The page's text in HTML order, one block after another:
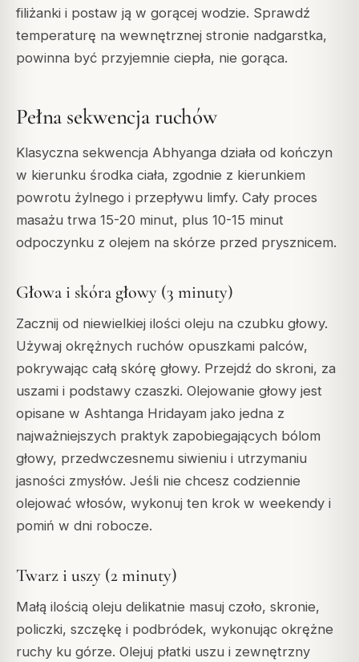
filiżanki i postaw ją w gorącej wodzie. Sprawdź
temperaturę na wewnętrznej stronie nadgarstka,
powinna być przyjemnie ciepła, nie gorąca.
Pełna sekwencja ruchów
Klasyczna sekwencja Abhyanga działa od kończyn
w kierunku środka ciała, zgodnie z kierunkiem
powrotu żylnego i przepływu limfy. Cały proces
masażu trwa 15-20 minut, plus 10-15 minut
odpoczynku z olejem na skórze przed prysznicem.
Głowa i skóra głowy (3 minuty)
Zacznij od niewielkiej ilości oleju na czubku głowy.
Używaj okrężnych ruchów opuszkami palców,
pokrywając całą skórę głowy. Przejdź do skroni, za
uszami i podstawy czaszki. Olejowanie głowy jest
opisane w Ashtanga Hridayam jako jedna z
najważniejszych praktyk zapobiegających bólom
głowy, przedwczesnemu siwieniu i utrzymaniu
jasności zmysłów. Jeśli nie chcesz codziennie
olejować włosów, wykonuj ten krok w weekendy i
pomiń w dni robocze.
Twarz i uszy (2 minuty)
Małą ilością oleju delikatnie masuj czoło, skronie,
policzki, szczękę i podbródek, wykonując okrężne
ruchy ku górze. Olejuj płatki uszu i zewnętrzny